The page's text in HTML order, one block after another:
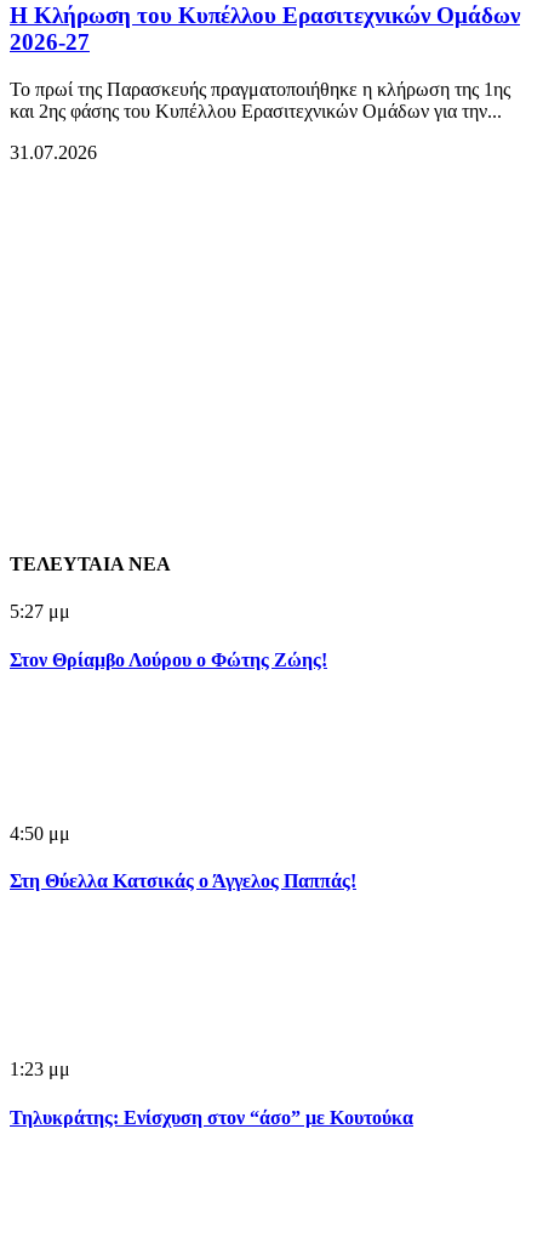
Η Κλήρωση του Κυπέλλου Ερασιτεχνικών Ομάδων
2026-27
Το πρωί της Παρασκευής πραγματοποιήθηκε η κλήρωση της 1ης
και 2ης φάσης του Κυπέλλου Ερασιτεχνικών Ομάδων για την...
31.07.2026
ΤΕΛΕΥΤΑΙΑ ΝΕΑ
5:27 μμ
Στον Θρίαμβο Λούρου ο Φώτης Ζώης!
4:50 μμ
Στη Θύελλα Κατσικάς ο Άγγελος Παππάς!
1:23 μμ
Τηλυκράτης: Ενίσχυση στον “άσο” με Κουτούκα